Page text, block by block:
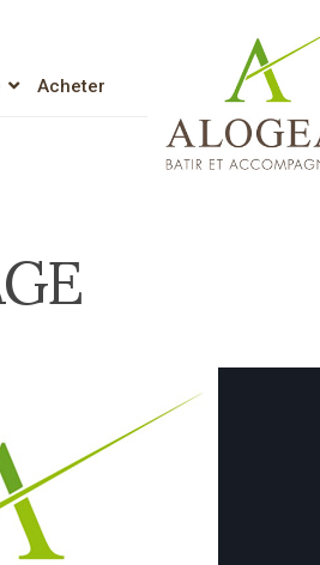
Acheter Lien vers l’accueil